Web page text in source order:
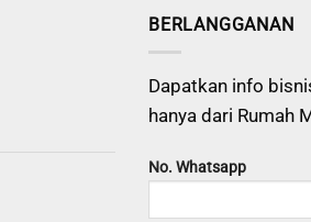
BERLANGGANAN
Dapatkan info
hanya dari Rumah
No. Whatsapp